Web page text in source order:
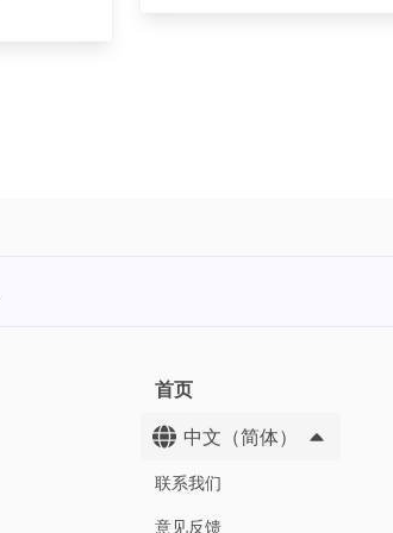
首页
中文（简体）
联系我们
意见反馈